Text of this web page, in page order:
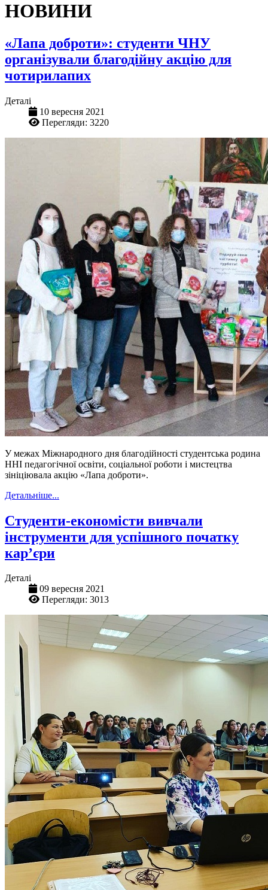
НОВИНИ
«Лапа доброти»: студенти ЧНУ
організували благодійну акцію для
чотирилапих
Деталі
10 вересня 2021
Перегляди: 3220
У межах Міжнародного дня благодійності студентська родина
ННІ педагогічної освіти, соціальної роботи і мистецтва
зініціювала акцію «Лапа доброти».
Детальніше...
Студенти-економісти вивчали
інструменти для успішного початку
кар’єри
Деталі
09 вересня 2021
Перегляди: 3013